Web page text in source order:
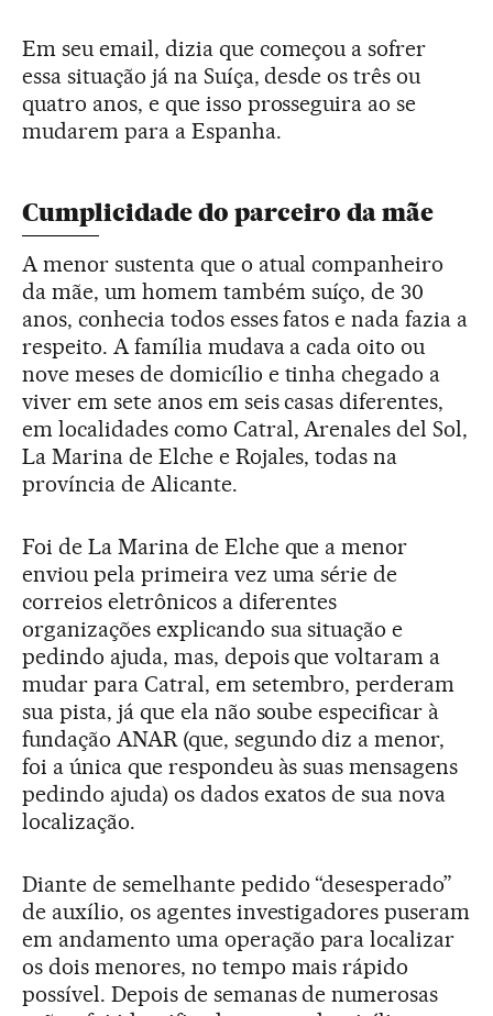
Em seu email, dizia que começou a sofrer
essa situação já na Suíça, desde os três ou
quatro anos, e que isso prosseguira ao se
mudarem para a Espanha.
Cumplicidade do parceiro da mãe
A menor sustenta que o atual companheiro
da mãe, um homem também suíço, de 30
anos, conhecia todos esses fatos e nada fazia a
respeito. A família mudava a cada oito ou
nove meses de domicílio e tinha chegado a
viver em sete anos em seis casas diferentes,
em localidades como Catral, Arenales del Sol,
La Marina de Elche e Rojales, todas na
província de Alicante.
Foi de La Marina de Elche que a menor
enviou pela primeira vez uma série de
correios eletrônicos a diferentes
organizações explicando sua situação e
pedindo ajuda, mas, depois que voltaram a
mudar para Catral, em setembro, perderam
sua pista, já que ela não soube especificar à
fundação ANAR (que, segundo diz a menor,
foi a única que respondeu às suas mensagens
pedindo ajuda) os dados exatos de sua nova
localização.
Diante de semelhante pedido “desesperado”
de auxílio, os agentes investigadores puseram
em andamento uma operação para localizar
os dois menores, no tempo mais rápido
possível. Depois de semanas de numerosas